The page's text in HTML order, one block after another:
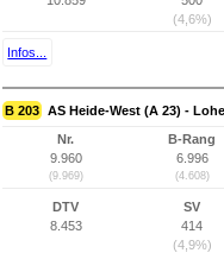
(4,6%)
Infos...
B 203 AS Heide-West (A 23) -
Nr.
9.960
(9.969)
B-Rang
6.996
(4.608)
DTV
8.453
SV
414
(4,9%)